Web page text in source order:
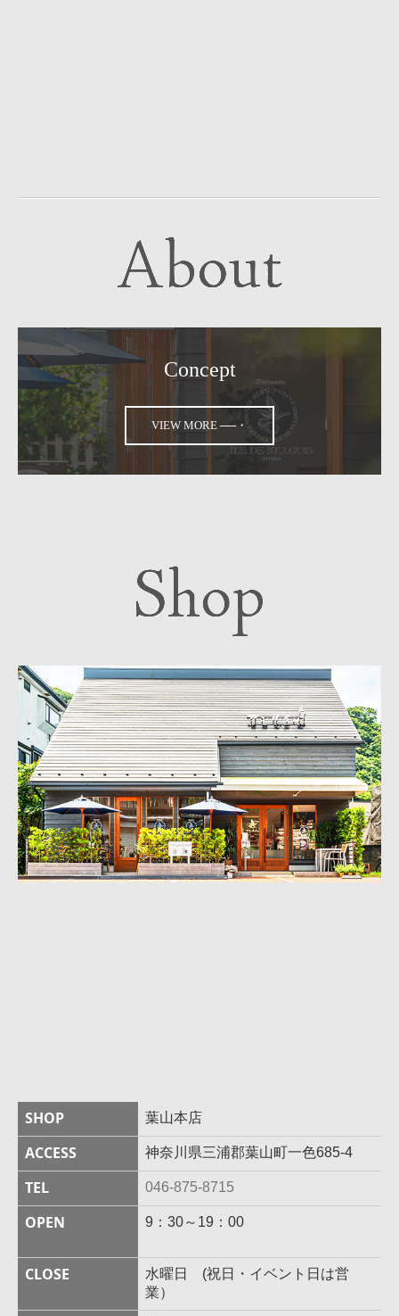
Concept
VIEW MORE ──・
SHOP 葉山本店
ACCESS 神奈川県三浦郡葉山町一色685-4
TEL 046-875-8715
OPEN 9：30～19：00
CLOSE
水曜日 (祝日・イベント日は営
業）